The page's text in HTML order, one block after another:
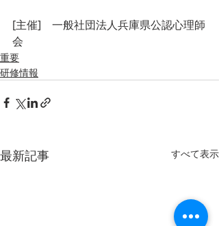
[主催]　一般社団法人兵庫県公認心理師
会
重要
研修情報
最新記事 すべて表示